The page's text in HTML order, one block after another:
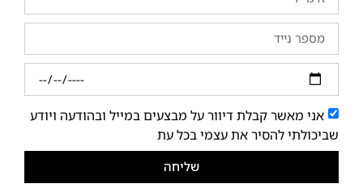
אני מאשר קבלת דיוור על מבצעים במייל ובהודעה ויודע
שביכולתי להסיר את עצמי בכל עת
שליחה